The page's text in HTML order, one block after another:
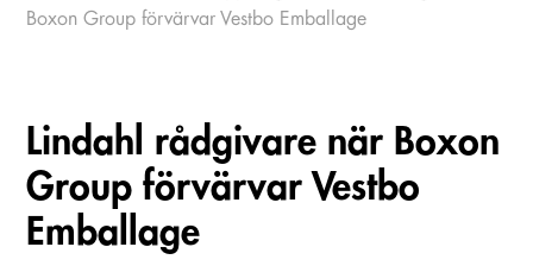
Boxon Group förvärvar Vestbo Emballage
Lindahl rådgivare när Boxon
Group förvärvar Vestbo
Emballage